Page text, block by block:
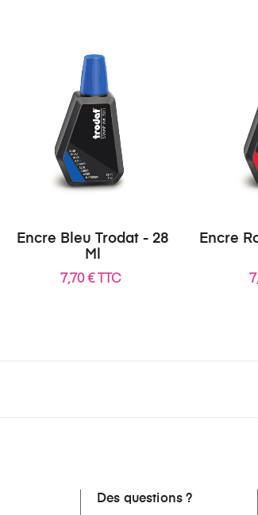
Encre Bleu Trodat - 28
Ml
7,70 € TTC
Encre
Des questions ?